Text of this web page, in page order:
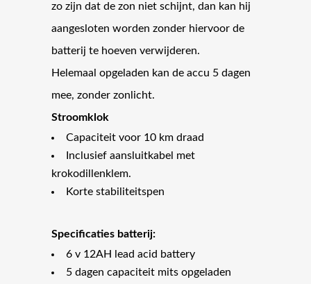
zo zijn dat de zon niet schijnt, dan kan hij
aangesloten worden zonder hiervoor de
batterij te hoeven verwijderen.
Helemaal opgeladen kan de accu 5 dagen
mee, zonder zonlicht.
Stroomklok
Capaciteit voor 10 km draad
Inclusief aansluitkabel met
krokodillenklem.
Korte stabiliteitspen
Specificaties batterij:
6 v 12AH lead acid battery
5 dagen capaciteit mits opgeladen